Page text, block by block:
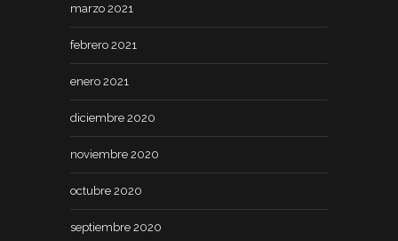
marzo 2021
febrero 2021
enero 2021
diciembre 2020
noviembre 2020
octubre 2020
septiembre 2020